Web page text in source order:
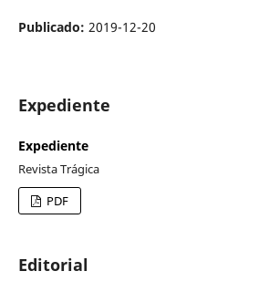
Publicado: 2019-12-20
Expediente
Expediente
Revista Trágica
PDF
Editorial